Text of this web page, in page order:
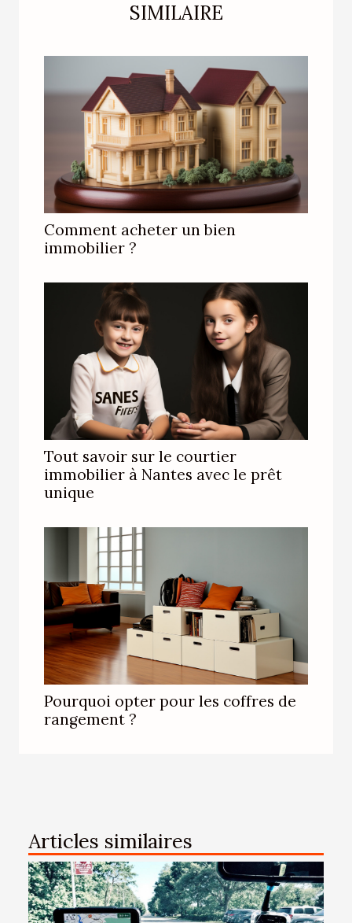
SIMILAIRE
Comment acheter un bien
immobilier ?
Tout savoir sur le courtier
immobilier à Nantes avec le prêt
unique
Pourquoi opter pour les coffres de
rangement ?
Articles similaires